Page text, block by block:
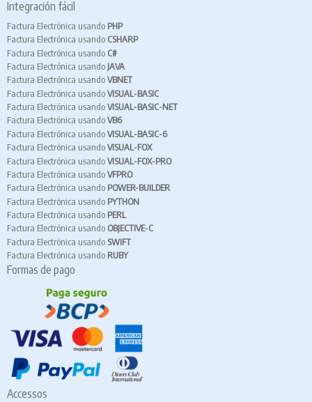
Integración fácil
Factura Electrónica usando PHP
Factura Electrónica usando CSHARP
Factura Electrónica usando C#
Factura Electrónica usando JAVA
Factura Electrónica usandoVBNET
Factura Electrónica usandoVISUAL-BASIC
Factura Electrónica usandoVISUAL-BASIC-NET
Factura Electrónica usandoVB6
Factura Electrónica usandoVISUAL-BASIC-6
Factura Electrónica usandoVISUAL-FOX
Factura Electrónica usandoVISUAL-FOX-PRO
Factura Electrónica usandoVFPRO
Factura Electrónica usando POWER-BUILDER
Factura Electrónica usando PYTHON
Factura Electrónica usando PERL
Factura Electrónica usando OBJECTIVE-C
Factura Electrónica usando SWIFT
Factura Electrónica usando RUBY
Formas de pago
Accessos